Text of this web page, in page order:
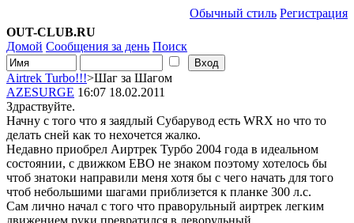
Обычный стиль Регистрация
OUT-CLUB.RU
Домой Сообщения за день Поиск
Airtrek Turbo!!!>Шаг за Шагом
AZESURGE 16:07 18.02.2011
Здраствуйте.
Начну с того что я заядлый Субарувод есть WRX но что то
делать сней как то нехочется жалко.
Недавно приобрел Аиртрек Турбо 2004 года в идеальном
состоянии, с движком ЕВО не знаком поэтому хотелось бы
чтоб знатоки направили меня хотя бы с чего начать для того
чтоб небольшими шагами приблизется к планке 300 л.с.
Сам лично начал с того что праворульный аиртрек легким
движением руки превратился в леворульный.